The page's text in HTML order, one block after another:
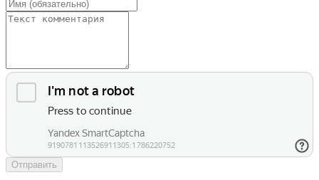
Отправить